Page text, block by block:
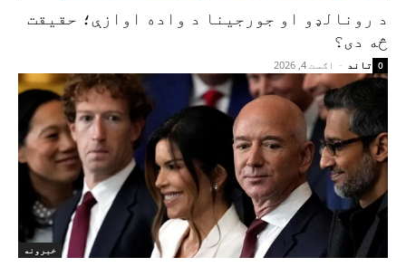
د رونالډو او جورجینا د واده اوازې؛ حقیقت
څه دی؟
تاند - اګست 4, 2026 0
خبرونه